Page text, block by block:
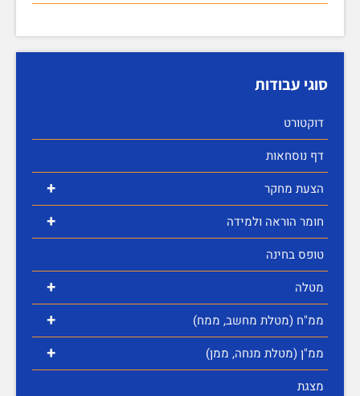
סוגי עבודות
דוקטורט
דף נוסחאות
+ הצעת מחקר
+
חומר הוראה ולמידה
טופס בחינה
+ מטלה
+ ממ"ח (מטלת מחשב, ממח)
+
ממ"ן (מטלת מנחה, ממן)
מצגת